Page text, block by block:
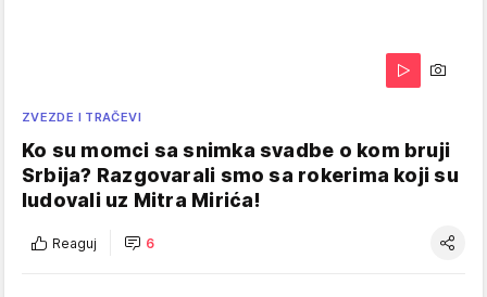
ZVEZDE I TRAČEVI
Ko su momci sa snimka svadbe o kom bruji
Srbija? Razgovarali smo sa rokerima koji su
ludovali uz Mitra Mirića!
Reaguj 6